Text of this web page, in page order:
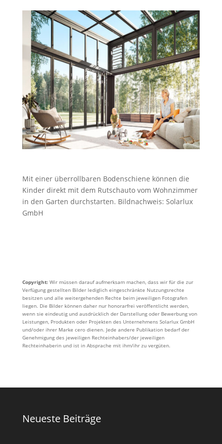
Mit einer überrollbaren Bodenschiene können die
Kinder direkt mit dem Rutschauto vom Wohnzimmer
in den Garten durchstarten. Bildnachweis: Solarlux
GmbH
Copyright: Wir müssen darauf aufmerksam machen, dass wir für die zur
Verfügung gestellten Bilder lediglich eingeschränkte Nutzungsrechte
besitzen und alle weitergehenden Rechte beim jeweiligen Fotografen
liegen. Die Bilder können daher nur honorarfrei veröffentlicht werden,
wenn sie eindeutig und ausdrücklich der Darstellung oder Bewerbung von
Leistungen, Produkten oder Projekten des Unternehmens Solarlux GmbH
und/oder ihrer Marke cero dienen. Jede andere Publikation bedarf der
Genehmigung des jeweiligen Rechteinhabers/der jeweiligen
Rechteinhaberin und ist in Absprache mit ihm/ihr zu vergüten.
Neueste Beiträge